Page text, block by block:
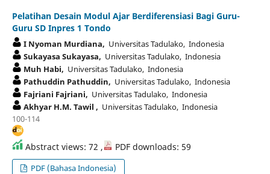
Pelatihan Desain Modul Ajar Berdiferensiasi Bagi Guru-
Guru SD Inpres 1 Tondo
I Nyoman Murdiana, Universitas Tadulako, Indonesia
Sukayasa Sukayasa, Universitas Tadulako, Indonesia
Muh Habi, Universitas Tadulako, Indonesia
Pathuddin Pathuddin, Universitas Tadulako, Indonesia
Fajriani Fajriani, Universitas Tadulako, Indonesia
Akhyar H.M. Tawil , Universitas Tadulako, Indonesia
100-114
Abstract views: 72 , PDF downloads: 59
PDF (Bahasa Indonesia)